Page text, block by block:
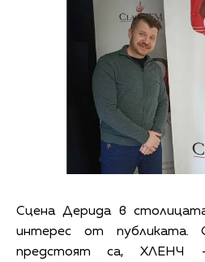
Сцена Дерида в
интерес от публиката.
предстоят са, ХЛЕНЧ -